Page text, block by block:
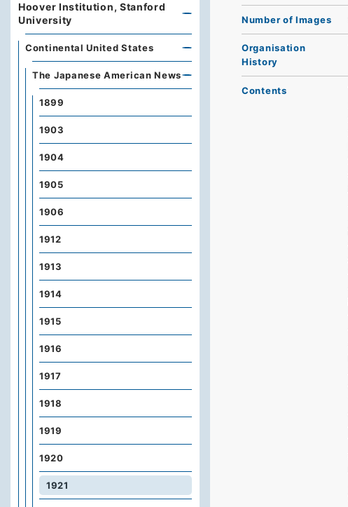
Number of Images
Organisation
History
Contents
Hoover Institution, Stanford
University
Continental United States
The Japanese American News
1899
1903
1904
1905
1906
1912
1913
1914
1915
1916
1917
1918
1919
1920
1921